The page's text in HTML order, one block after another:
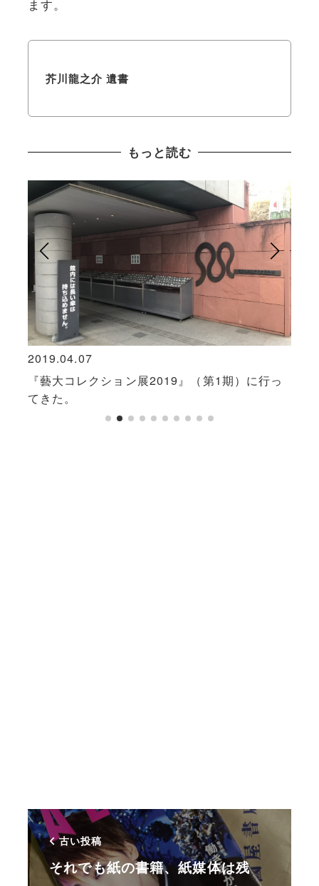
ます。
芥川龍之介 遺書
もっと読む
2019.04.07
『藝大コレクション展2019』（第1期）に行っ
てきた。
古い投稿
それでも紙の書籍、紙媒体は残